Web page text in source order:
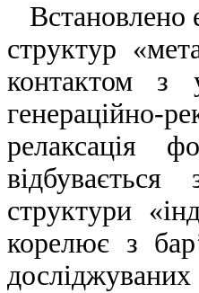
Встановлено
структур
контактом з
генераційно-
релаксація
структури
корелює з